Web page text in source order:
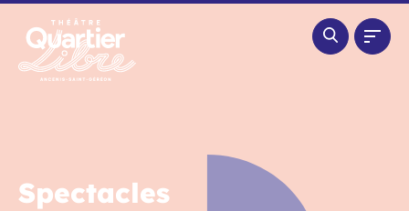
Spectacles
Panneau de gestion des cookies